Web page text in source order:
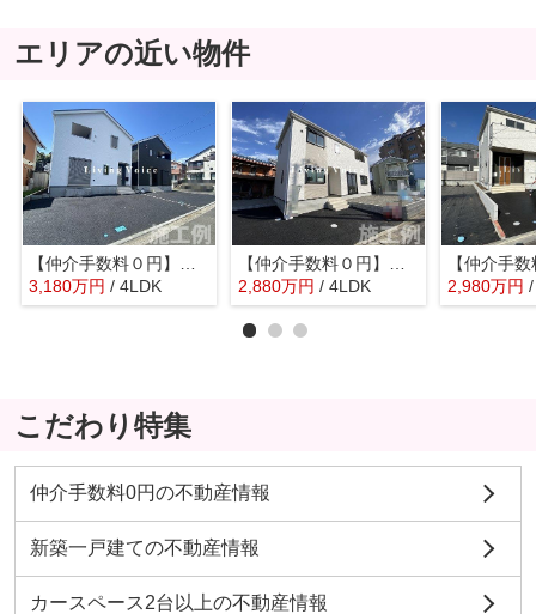
エリアの近い物件
【仲介手数料０円】秦野市南矢名第19 新築一戸建て 全2棟
3,180万円 / 4LDK
【仲介手数料０円】秦野市ひばりが丘第3 新築一戸建て
2,880万円 / 4LDK 2,980万円
こだわり特集
仲介手数料0円の不動産情報
新築一戸建ての不動産情報
カースペース2台以上の不動産情報